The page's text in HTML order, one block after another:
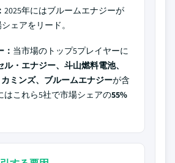
2025年にはブルームエナジーが
ェアをリード。
当市場のトップ5プレイヤーに
ル・エナジー、斗山燃料電池、
カミンズ、ブルームエナジーが含
はこれら5社で市場シェアの55%